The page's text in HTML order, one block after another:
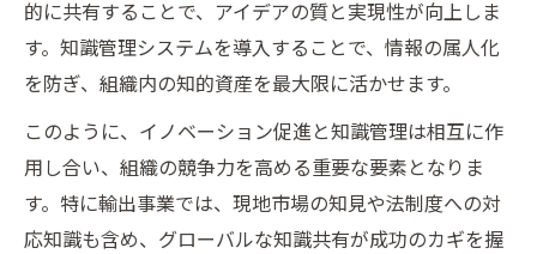
知識管理力を高める実践トレーニング法
知的財産理解が輸出促進に果たす役割
輸出力強化に繋がる知識の蓄積方法
輸出強化を目指す知的財産活用のコツ
イノベーションを支える知的財産の活用法
的に共有することで、アイデアの質と実現性が向上しま
す。知識管理システムを導入することで、情報の属人化
を防ぎ、組織内の知的資産を最大限に活かせます。
このように、イノベーション促進と知識管理は相互に作
用し合い、組織の競争力を高める重要な要素となりま
す。特に輸出事業では、現地市場の知見や法制度への対
応知識も含め、グローバルな知識共有が成功のカギを握